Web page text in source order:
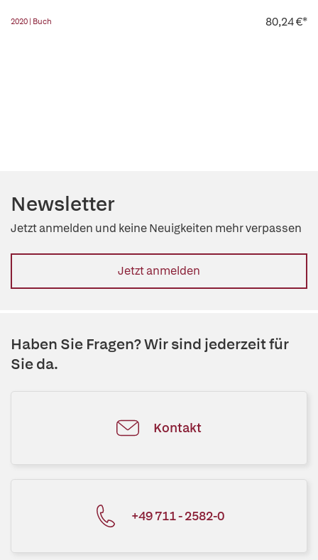
2020 | Buch 80,24 €*
Newsletter
Jetzt anmelden und keine Neuigkeiten mehr verpassen
Jetzt anmelden
Haben Sie Fragen? Wir sind jederzeit für
Sie da.
Kontakt
+49 711 - 2582-0